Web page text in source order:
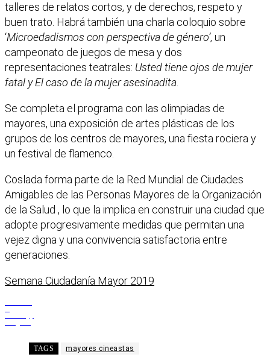
talleres de relatos cortos, y de derechos, respeto y
buen trato. Habrá también una charla coloquio sobre
‘Microedadismos con perspectiva de género’, un
campeonato de juegos de mesa y dos
representaciones teatrales: Usted tiene ojos de mujer
fatal y El caso de la mujer asesinadita.
Se completa el programa con las olimpiadas de
mayores, una exposición de artes plásticas de los
grupos de los centros de mayores, una fiesta rociera y
un festival de flamenco.
Coslada forma parte de la Red Mundial de Ciudades
Amigables de las Personas Mayores de la Organización
de la Salud , lo que la implica en construir una ciudad que
adopte progresivamente medidas que permitan una
vejez digna y una convivencia satisfactoria entre
generaciones.
Semana Ciudadanía Mayor 2019
TAGS mayores cineastas